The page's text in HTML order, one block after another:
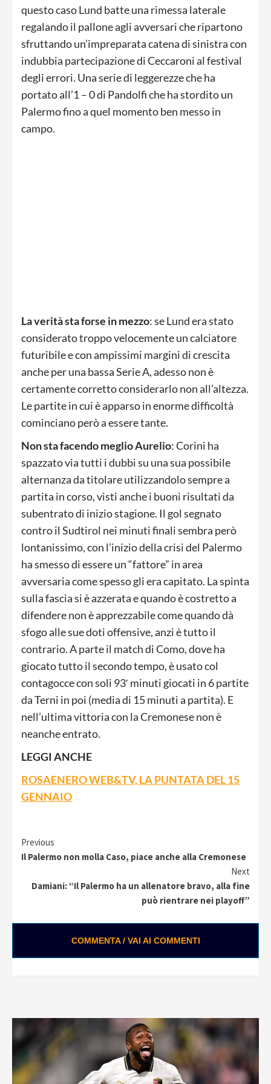
questo caso Lund batte una rimessa laterale
regalando il pallone agli avversari che ripartono
sfruttando un’impreparata catena di sinistra con
indubbia partecipazione di Ceccaroni al festival
degli errori. Una serie di leggerezze che ha
portato all’1 – 0 di Pandolfi che ha stordito un
Palermo fino a quel momento ben messo in
campo.
La verità sta forse in mezzo: se Lund era stato
considerato troppo velocemente un calciatore
futuribile e con ampissimi margini di crescita
anche per una bassa Serie A, adesso non è
certamente corretto considerarlo non all’altezza.
Le partite in cui è apparso in enorme difficoltà
cominciano però a essere tante.
Non sta facendo meglio Aurelio: Corini ha
spazzato via tutti i dubbi su una sua possibile
alternanza da titolare utilizzandolo sempre a
partita in corso, visti anche i buoni risultati da
subentrato di inizio stagione. Il gol segnato
contro il Sudtirol nei minuti finali sembra però
lontanissimo, con l’inizio della crisi del Palermo
ha smesso di essere un “fattore” in area
avversaria come spesso gli era capitato. La spinta
sulla fascia si è azzerata e quando è costretto a
difendere non è apprezzabile come quando dà
sfogo alle sue doti offensive, anzi è tutto il
contrario. A parte il match di Como, dove ha
giocato tutto il secondo tempo, è usato col
contagocce con soli 93′ minuti giocati in 6 partite
da Terni in poi (media di 15 minuti a partita). E
nell’ultima vittoria con la Cremonese non è
neanche entrato.
LEGGI ANCHE
ROSAENERO WEB&TV, LA PUNTATA DEL 15
GENNAIO
Continue
Previous
Il Palermo non molla Caso, piace anche alla Cremonese
Next
Damiani: “Il Palermo ha un allenatore bravo, alla fine
può rientrare nei playoff”
COMMENTA / VAI AI COMMENTI